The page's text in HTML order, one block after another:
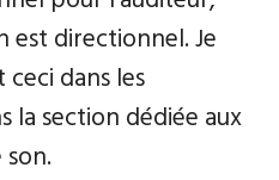
est directionnel. Je
dans les
la section dédiée aux